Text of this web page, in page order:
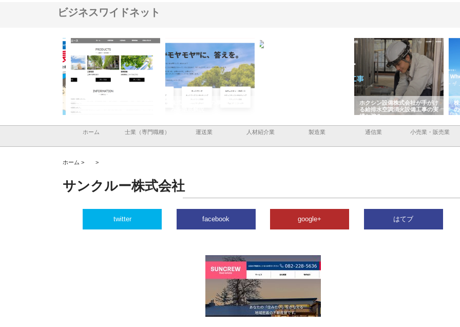
ビジネスワイドネット
株式会社メタルエースの企業サ
イトが提供する充実した情報内
株式会社ＣＳＡの事業内容と強
ホクシン設備株式会社が手がけ
る給排水空調消火設備工事の実
績と強み
株
の
入
ホーム 士業（専門職種） 運送業 人材紹介業 製造業 通信業 小売業・販売業
ホーム > >
サンクルー株式会社
twitter facebook google+ はてブ